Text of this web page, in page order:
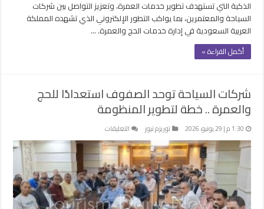
الذكية التي تستهدف تطوير خدمات العمرة، وتعزيز التواصل بين شركات
السياحة والمعتمرين، بما يواكب التطور الإلكتروني الذي تشهده المملكة
العربية السعودية في إدارة خدمات الحج والعمرة. …
أكمل القراءة »
شركات السياحة توحد الصفوف استعدادًا للحج
والعمرة .. خطة لتطوير المنظومة
1:30 م | 29 يونيو، 2026 توريزم نيوز التعليقات
شركات
السياحة
توحد
الصفوف
استعدادًا
للحج